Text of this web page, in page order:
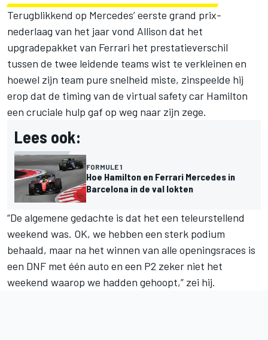
Terugblikkend op Mercedes’ eerste grand prix-
nederlaag van het jaar vond Allison dat het
upgradepakket van Ferrari het prestatieverschil
tussen de twee leidende teams wist te verkleinen en
hoewel zijn team pure snelheid miste, zinspeelde hij
erop dat de timing van de virtual safety car Hamilton
een cruciale hulp gaf op weg naar zijn zege.
Lees ook:
FORMULE 1
Hoe Hamilton en Ferrari Mercedes in
Barcelona in de val lokten
“De algemene gedachte is dat het een teleurstellend
weekend was. OK, we hebben een sterk podium
behaald, maar na het winnen van alle openingsraces is
een DNF met één auto en een P2 zeker niet het
weekend waarop we hadden gehoopt,” zei hij.